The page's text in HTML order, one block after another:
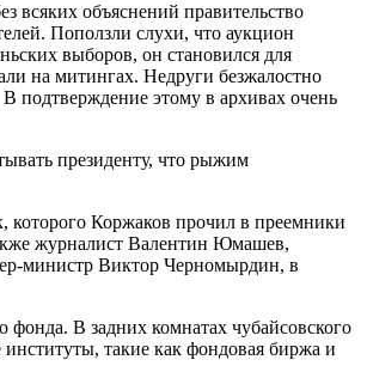
всяких объяснений правительство
Поползли слухи, что аукцион
выборов, он становился для
на митингах. Недруги безжалостно
этому в архивах очень
президенту, что рыжим
Коржаков прочил в преемники
журналист Валентин Юмашев,
министр Виктор Черномырдин, в
В задних комнатах чубайсовского
институты, такие как фондовая биржа и